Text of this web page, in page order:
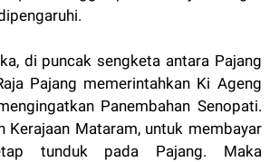
di puncak sengketa antara Pajang
Pajang memerintahkan Ki Ageng
Panembahan Senopati.
Kerajaan Mataram, untuk membayar
tunduk pada Pajang. Maka